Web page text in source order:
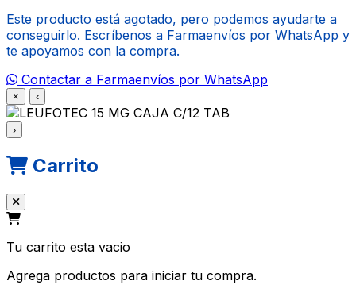
Este producto está agotado, pero podemos ayudarte a
conseguirlo. Escríbenos a Farmaenvíos por WhatsApp y
te apoyamos con la compra.
Contactar a Farmaenvíos por WhatsApp
× ‹
›
Carrito
Tu carrito esta vacio
Agrega productos para iniciar tu compra.